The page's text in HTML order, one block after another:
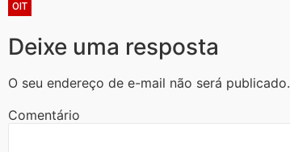
OIT
Deixe uma resposta
O seu endereço de e-mail não será publicado.
Comentário